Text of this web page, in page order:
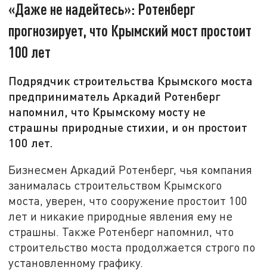
«Даже не надейтесь»: Ротенберг
прогнозирует, что Крымский мост простоит
100 лет
Подрядчик строительства Крымского моста
предприниматель Аркадий Ротенберг
напомнил, что Крымскому мосту не
страшны природные стихии, и он простоит
100 лет.
Бизнесмен Аркадий Ротенберг, чья компания
занималась строительством Крымского
моста, уверен, что сооружение простоит 100
лет и никакие природные явления ему не
страшны. Также Ротенберг напомнил, что
строительство моста продолжается строго по
установленному графику.